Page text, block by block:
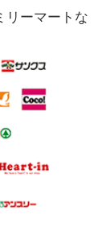
リーマートな